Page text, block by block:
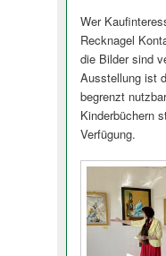
Wer
Recknagel
die Bilder sind
Ausstellung ist
begrenzt
Kinderbüchern
Verfügung.